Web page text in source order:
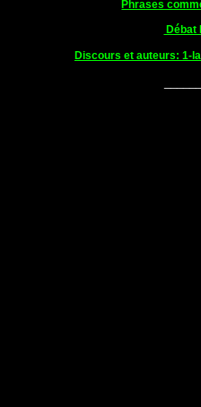
Phrases
Débat
Discours et auteurs: 1-